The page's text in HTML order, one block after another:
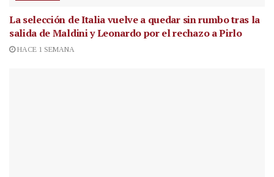
La selección de Italia vuelve a quedar sin rumbo tras la
salida de Maldini y Leonardo por el rechazo a Pirlo
HACE 1 SEMANA